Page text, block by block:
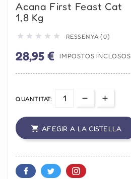
Acana First Feast Cat
1,8 Kg
     RESSENYA (0)
28,95 € IMPOSTOS INCLOSOS
QUANTITAT:
 AFEGIR A LA CISTELLA